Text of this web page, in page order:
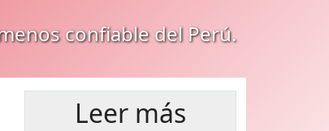
confiable del Perú.
Leer más